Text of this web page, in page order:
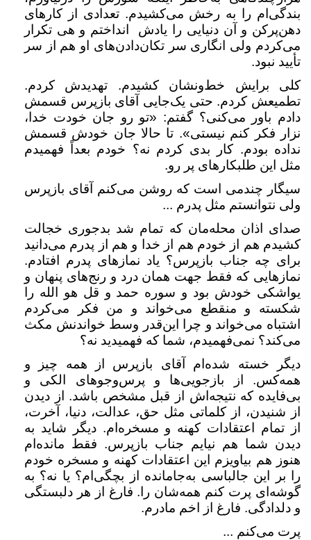
بندگی‌ام را به رخش می‌کشیدم. تعدادی از کارهای
دهن‌پرکن و آن دنیایی را یادش انداختم و هی تکرار
می‌کردم ولی انگاری سر تکان‌دادن‌های او هم از سر
تأیید نبود.
کلی برایش خط‌ونشان کشیدم. تهدیدش کردم.
تطمیعش کردم. حتی یک‌جایی آقای بازپرس قسمش
دادم باور می‌کنی؟ گفتم: «تو رو جان خودت خدا،
نزار فکر کنم نیستی». تا حالا جان خودش قسمش
نداده بودم. کار بدی کردم نه؟ خودم بعداً فهمیدم
مثل این طلبکارهای پر رو.
سیگار چندمی است که روشن می‌کنم آقای بازپرس
ولی نتوانستم مثل پدرم ...
صدای اذان محله‌مان که تمام شد بدجوری خجالت
کشیدم هم از خودم هم از خدا و هم از پدرم می‌دانید
برای چه جناب بازپرس؟ یاد نمازهای پدرم افتادم.
نمازهایی که فقط جهت همان درد و رنج‌های پنهان و
یواشکی خودش بود و سوره حمد و قل هو الله را
شکسته و منقطع می‌خواند و من فکر می‌کردم
اشتباه می‌خواند و چرا این‌قدر وسط خواندنش مکث
می‌کند؟ نمی‌فهمیدم، شما که فهمیدید نه؟
دیگر خسته شده‌ام آقای بازپرس از همه چیز و
همه‌کس. از بازجویی‌ها و پرس‌وجوهای الکی و
بی‌فایده که نتیجه‌اش از قبل مشخص باشد. از دیدن
از شنیدن، از کلماتی مثل حق، عدالت، دنیا، آخرت،
از تمام اعتقادات کهنه و مسخره‌ام. دیگر شاید به
دیدن شما هم نیایم جناب بازپرس. فقط مانده‌ام
هنوز هم بیاویزم این اعتقادات کهنه و مسخره خودم
را بر این جالباسی به‌جامانده از بچگی‌ام؟ یا نه؟ به
گوشه‌ای پرت کنم همه‌شان را. فارغ از هر دلبستگی
و دلدادگی. فارغ از اخم مادرم.
پرت می‌کنم ...